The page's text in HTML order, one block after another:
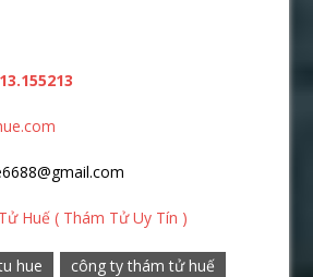
Huế ( Thám Tử Uy Tín )
hue
công ty thám tử huế